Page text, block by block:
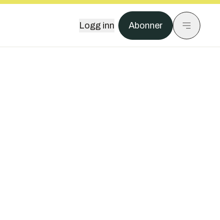
Logg inn Abonner